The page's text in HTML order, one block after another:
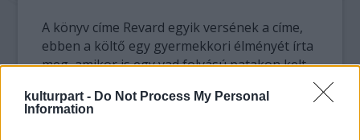
kulturpart - Do Not Process My Personal
Information
A könyv címe Revard egyik versének a címe,
ebben a költő egy gyermekkori élményét írta
meg, amikor is egy vad folyású patakon kelt
át, de majdnem belefulladt a vízbe - mondta el
az MTI-nek Gyukics Gábor, aki maga is 16